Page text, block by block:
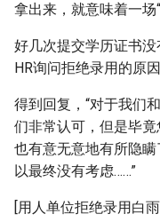
拿出来，就意味着一场“
好几次提交学历证书
HR询问拒绝录用的原因
得到回复，“对于我们
们非常认可，但是毕
也有意无意地有所隐
以最终没有考虑……”
[用人单位拒绝录用白